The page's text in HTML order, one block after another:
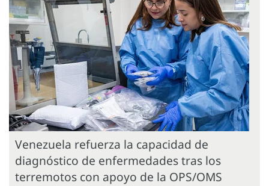
Venezuela refuerza la capacidad de
diagnóstico de enfermedades tras los
terremotos con apoyo de la OPS/OMS